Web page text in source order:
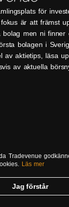
för
är att främst
men ni finner
bolagen i
av aktietips, läsa
av aktuella
Tradevenue
Läs mer
Jag förstår